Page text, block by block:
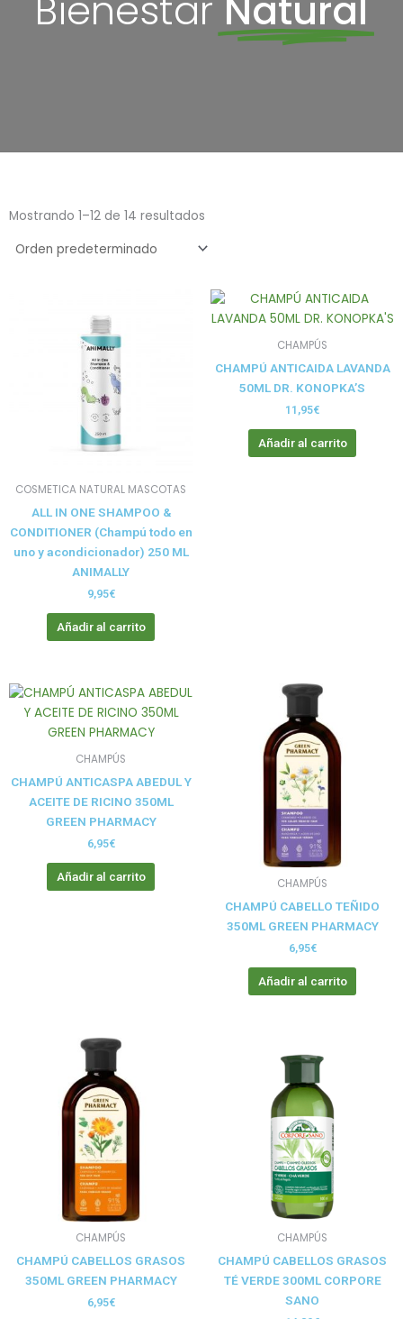
Bienestar Natural
Mostrando 1–12 de 14 resultados
COSMETICA NATURAL MASCOTAS
ALL IN ONE SHAMPOO &
CONDITIONER (Champú todo en
uno y acondicionador) 250 ML
ANIMALLY
9,95€
Añadir al carrito
CHAMPÚS
CHAMPÚ ANTICAIDA LAVANDA
50ML DR. KONOPKA’S
11,95€
Añadir al carrito
CHAMPÚS
CHAMPÚ ANTICASPA ABEDUL Y
ACEITE DE RICINO 350ML
GREEN PHARMACY
6,95€
Añadir al carrito
CHAMPÚS
CHAMPÚ CABELLO TEÑIDO
350ML GREEN PHARMACY
6,95€
Añadir al carrito
CHAMPÚS
CHAMPÚ CABELLOS GRASOS
350ML GREEN PHARMACY
6,95€
CHAMPÚS
CHAMPÚ CABELLOS GRASOS
TÉ VERDE 300ML CORPORE
SANO